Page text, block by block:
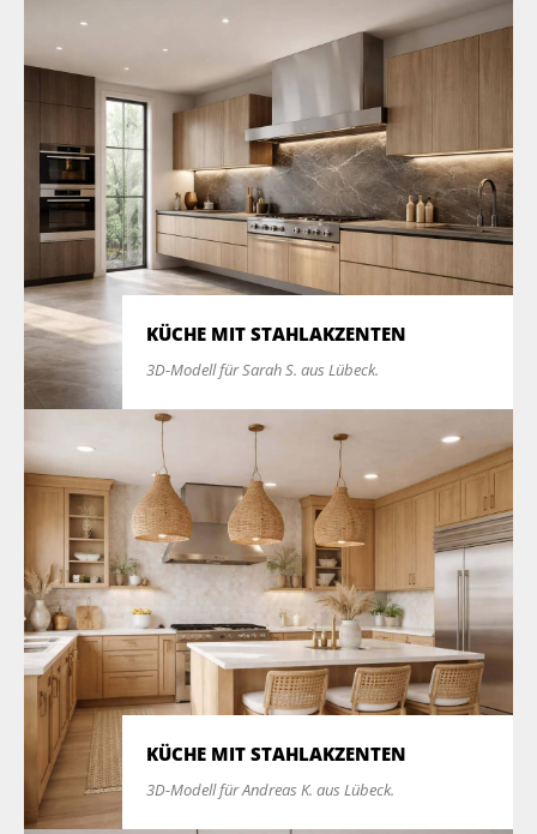
KÜCHE MIT STAHLAKZENTEN
3D-Modell für Sarah S. aus Lübeck.
KÜCHE MIT STAHLAKZENTEN
3D-Modell für Andreas K. aus Lübeck.